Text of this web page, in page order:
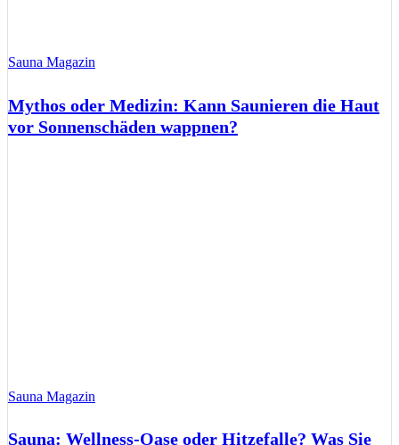
Sauna Magazin
Mythos oder Medizin: Kann Saunieren die Haut
vor Sonnenschäden wappnen?
Sauna Magazin
Sauna: Wellness-Oase oder Hitzefalle? Was Sie